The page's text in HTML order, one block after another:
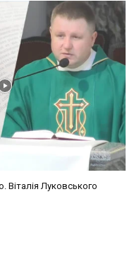
Віталія Луковського